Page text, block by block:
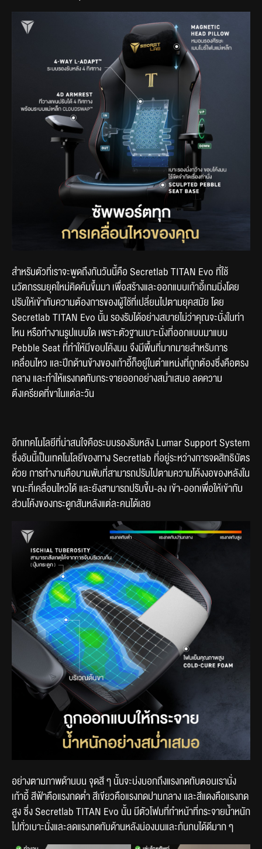
สำหรับตัวที่เราจะพูดถึงกันวันนี้คือ Secretlab TITAN Evo ที่ใช้
นวัตกรรมยุคใหม่คิดค้นขึ้นมา เพื่อสร้างและออกแบบเก้าอี้เกมมิ่งโดย
ปรับให้เข้ากับความต้องการของผู้ใช้ที่เปลี่ยนไปตามยุคสมัย โดย
Secretlab TITAN Evo นั้น รองรับได้อย่างสบายไม่ว่าคุณจะนั่งในท่า
ไหน หรือทำงานรูปแบบใด เพราะตัวฐานเบาะนั่งที่ออกแบบมาแบบ
Pebble Seat ที่ทำให้มีขอบโค้งมน จึงมีพื้นที่มากมายสำหรับการ
เคลื่อนไหว และปีกด้านข้างของเก้าอี้ก็อยู่ในตำแหน่งที่ถูกต้องซึ่งคือตรง
กลาง และทำให้แรงกดทับกระจายออกอย่างสม่ำเสมอ ลดความ
ตึงเครียดที่ขาในแต่ละวัน
อีกเทคโนโลยีที่น่าสนใจคือระบบรองรับหลัง Lumar Support System
ซึ่งอันนี้เป็นเทคโนโลยีของทาง Secretlab ที่อยู่ระหว่างการจดสิทธิบัตร
ด้วย การทำงานคือบานพับที่สามารถปรับไปตามความโค้งงอของหลังใน
ขณะที่เคลื่อนไหวได้ และยังสามารถปรับขึ้น-ลง เข้า-ออกเพื่อให้เข้ากับ
ส่วนโค้งของกระดูกสันหลังแต่ละคนได้เลย
อย่างตามภาพด้านบน จุดสี ๆ นั้นจะบ่งบอกถึงแรงกดทับตอนเรานั่ง
เก้าอี้ สีฟ้าคือแรงกดต่ำ สีเขียวคือแรงกดปานกลาง และสีแดงคือแรงกด
สูง ซึ่ง Secretlab TITAN Evo นั้น มีตัวโฟมที่ทำหน้าที่กระจายน้ำหนัก
ไปทั่วเบาะนั่งและลดแรงกดทับด้านหลังน่องบนและก้นกบได้ดีมาก ๆ